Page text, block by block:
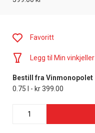
Favoritt
Legg til Min vinkjeller
Bestill fra Vinmonopolet
0.75 l - kr 399.00